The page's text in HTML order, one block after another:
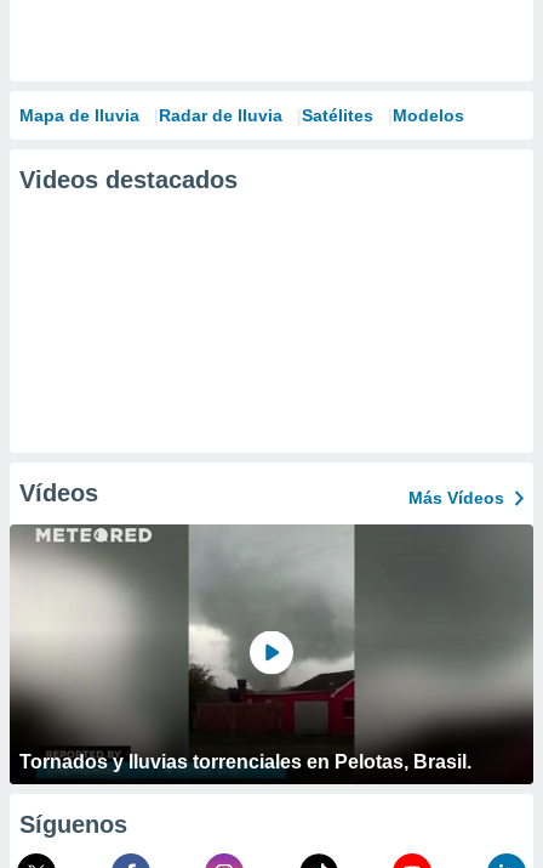
Mapa de lluvia Radar de lluvia Satélites Modelos
Videos destacados
Vídeos Más Vídeos
Tornados y lluvias torrenciales en Pelotas, Brasil.
Síguenos